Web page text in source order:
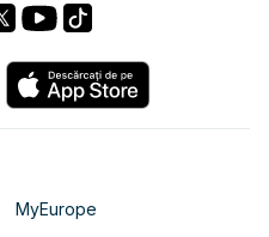
MyEurope